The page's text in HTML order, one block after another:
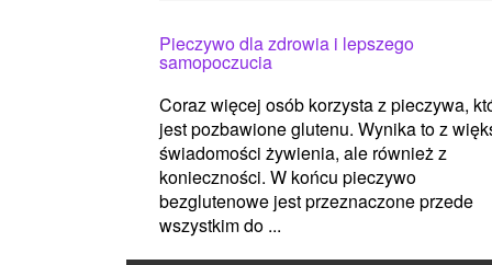
Pieczywo dla zdrowia i lepszego
samopoczucia
Coraz więcej osób korzysta z pieczywa,
jest pozbawione glutenu. Wynika to z
świadomości żywienia, ale również z
konieczności. W końcu pieczywo
bezglutenowe jest przeznaczone przede
wszystkim do ...